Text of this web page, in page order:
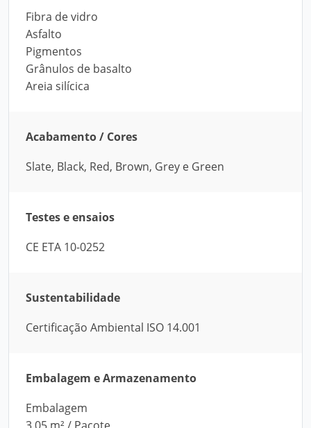
Fibra de vidro
Asfalto
Pigmentos
Grânulos de basalto
Areia silícica
Acabamento / Cores
Slate, Black, Red, Brown, Grey e Green
Testes e ensaios
CE ETA 10-0252
Sustentabilidade
Certificação Ambiental ISO 14.001
Embalagem e Armazenamento
Embalagem